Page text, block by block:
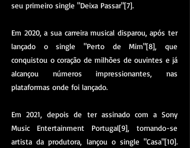
seu primeiro single "Deixa Passar"[7].
Em 2020, a sua carreira musical disparou, após ter
lançado o single "Perto de Mim"[8], que
conquistou o coração de milhões de ouvintes e já
alcançou números impressionantes, nas
plataformas onde foi lançado.
Em 2021, depois de ter assinado com a Sony
Music Entertainment Portugal[9], tornando-se
artista da produtora, lançou o single "Casa"[10].